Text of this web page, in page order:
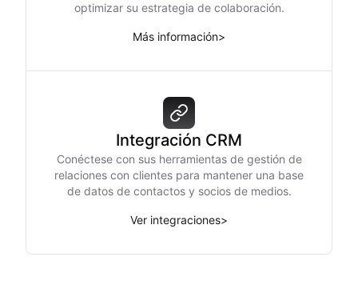
optimizar su estrategia de colaboración.
Más información>
Integración CRM
Conéctese con sus herramientas de gestión de
relaciones con clientes para mantener una base
de datos de contactos y socios de medios.
Ver integraciones>